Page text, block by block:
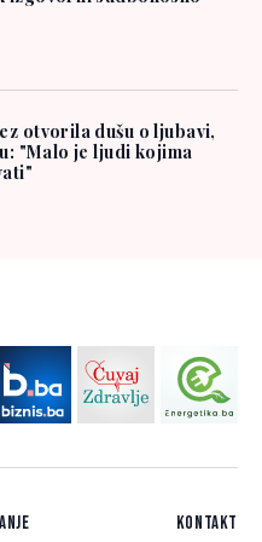
otvorila dušu o ljubavi,
"Malo je ljudi kojima
Kontakt